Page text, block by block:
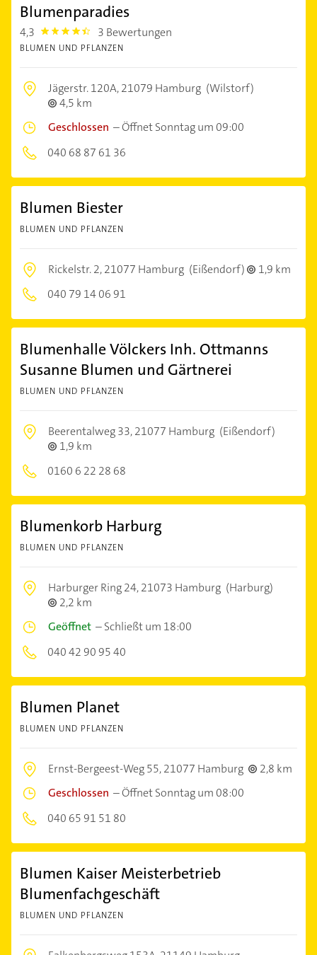
Blumenparadies
4,3 4.3 3 Bewertungen
BLUMEN UND PFLANZEN
Jägerstr. 120A,21079 Hamburg (Wilstorf)
4,5 km
Geschlossen –Öffnet Sonntag um 09:00
040 68 87 61 36
Blumen Biester
BLUMEN UND PFLANZEN
Rickelstr. 2,21077 Hamburg (Eißendorf)
1,9 km
040 79 14 06 91
Blumenhalle Völckers Inh. Ottmanns
Susanne Blumen und Gärtnerei
BLUMEN UND PFLANZEN
Beerentalweg 33,21077 Hamburg (Eißendorf)
1,9 km
0160 6 22 28 68
Blumenkorb Harburg
BLUMEN UND PFLANZEN
Harburger Ring 24,21073 Hamburg (Harburg)
2,2 km
Geöffnet –Schließt um 18:00
040 42 90 95 40
Blumen Planet
BLUMEN UND PFLANZEN
Ernst-Bergeest-Weg 55,21077 Hamburg
2,8 km
Geschlossen –Öffnet Sonntag um 08:00
040 65 91 51 80
Blumen Kaiser Meisterbetrieb
Blumenfachgeschäft
BLUMEN UND PFLANZEN